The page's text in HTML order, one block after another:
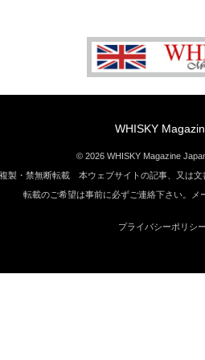
WHISKY
© 2026 WHISKY Magazine
製・禁無断転載 本ウェブサイトの記事、又は文
転載のご希望は事前に必ずご連絡下さい。メ
プライバシーポリシ